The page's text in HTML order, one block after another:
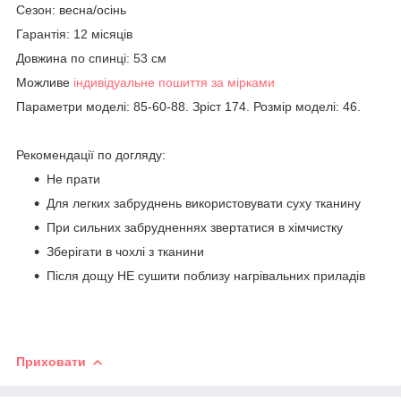
Сезон: весна/осінь
Гарантія: 12 місяців
Довжина по спинці: 53 см
Можливе індивідуальне пошиття за мірками
Параметри моделі: 85-60-88. Зріст 174. Розмір моделі: 46.
Рекомендації по догляду:
Не прати
Для легких забруднень використовувати суху тканину
При сильних забрудненнях звертатися в хімчистку
Зберігати в чохлі з тканини
Після дощу НЕ сушити поблизу нагрівальних приладів
Приховати